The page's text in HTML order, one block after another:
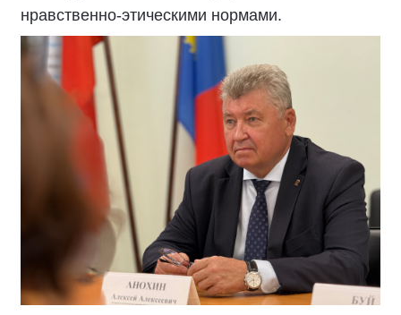
нравственно-этическими нормами.